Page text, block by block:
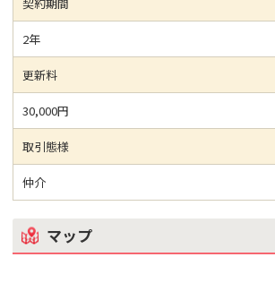
契約期間
2年
更新料
30,000円
取引態様
仲介
マップ